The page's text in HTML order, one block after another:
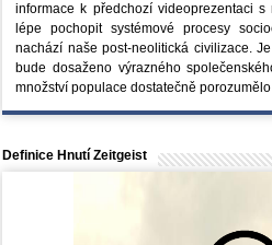
informace k předchozí videoprezentaci s
lépe pochopit systémové procesy
nachází naše post-neolitická civilizace.
bude dosaženo výrazného
množství populace dostatečně
Definice Hnutí Zeitgeist